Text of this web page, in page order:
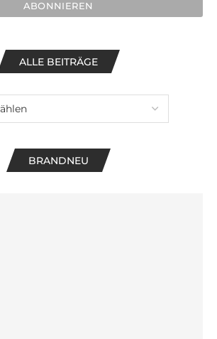
ALLE BEITRÄGE
BRANDNEU